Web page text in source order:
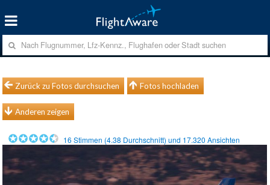
Zurück zu Fotos durchsuchen Fotos hochladen
Anderen zeigen
16 Stimmen (4.38 Durchschnitt) und 17.320 Ansichten